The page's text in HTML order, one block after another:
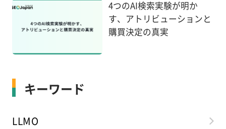
4つのAI検索実験が明か
す、アトリビューションと
購買決定の真実
キーワード
LLMO